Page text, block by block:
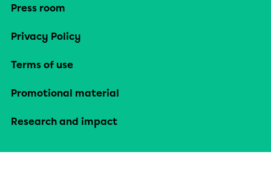
Press room
Privacy Policy
Terms of use
Promotional material
Research and impact